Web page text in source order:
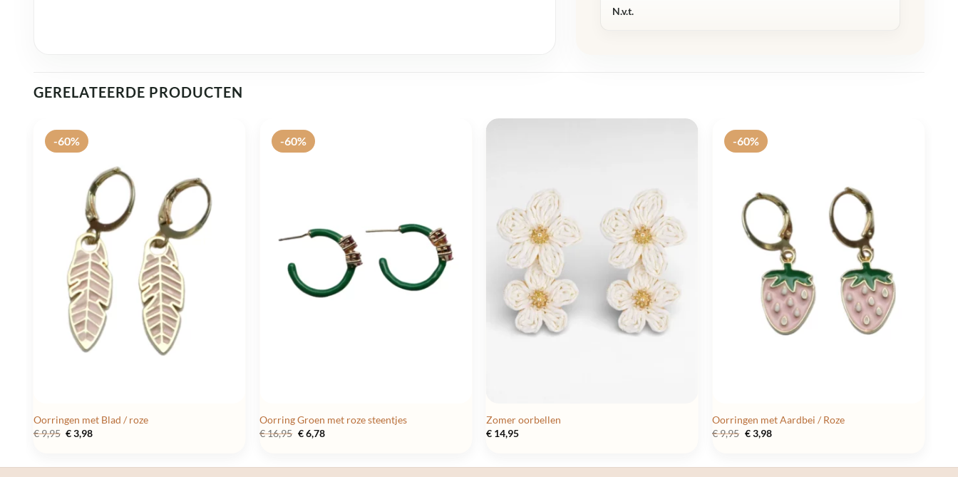
N.v.t.
GERELATEERDE PRODUCTEN
-60%
Oorringen met Blad / roze
€9,95 Oorspronkelijke
€3,98Huidige
-60%
Oorring Groen met roze steentjes
€16,95 Oorspronkelijke
€6,78Huidige
Zomer oorbellen
€14,95
-60%
Oorringen met Aardbei / Roze
€9,95 Oorspronkelijke
€3,98Huidige